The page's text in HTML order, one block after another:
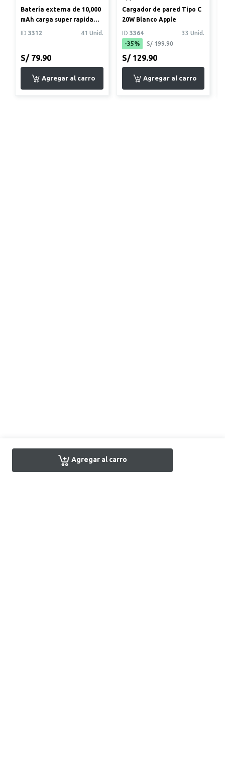
Agregar al carro
Batería externa de 10,000
mAh carga super rapida
22,5 w cables incorpor...
ID 3312 41 Unid.
S/ 79.90
Cargador de pared Tipo C
20W Blanco Apple
ID 3364
33 Unid.
-35%
S/ 199.90
S/ 129.90